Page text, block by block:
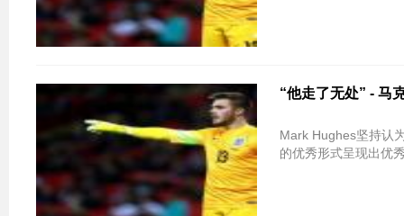
“他走了无处” - 马
Mark Hughes坚持认
的优秀形式呈现出优